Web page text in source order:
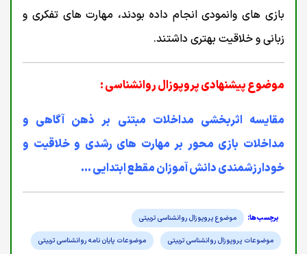
بازی های وانمودی انجام داده بودند، مهارت های تفکری و
زبانی و خلاقیت بهتری داشتند.
موضوع پیشنهادی پروپوزال روانشناسی :
مقایسه اثربخشی مداخلات مبتنی بر ذهن آگاهی و
مداخلات بازی محور بر مهارت های رشدی و خلاقیت و
خودارزشمندی دانش آموزان مقطع ابتدایی ...
موضوع پروپوزال روانشناسی تربیتی
موضوعات پروپوزال روانشناسی تربیتی موضوعات پایان نامه روانشناسی تربیتی